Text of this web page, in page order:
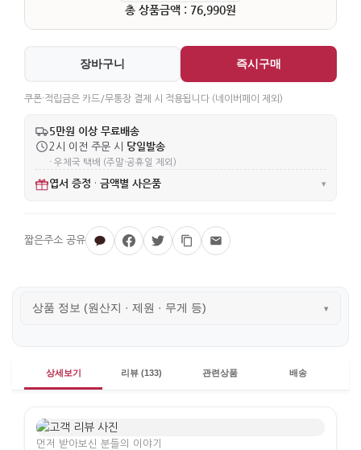
총 상품금액 : 76,990원
장바구니 즉시구매
쿠폰·적립금은 카드/무통장 결제 시 적용됩니다 (네이버페이 제외)
5만원 이상 무료배송
2시 이전 주문 시 당일발송
· 우체국 택배 (주말·공휴일 제외)
엽서 증정 · 금액별 사은품 ▾
상품 정보 (원산지 · 제원 · 무게 등) ▾
상세보기 리뷰 (133) 관련상품 배송
먼저 받아보신 분들의 이야기